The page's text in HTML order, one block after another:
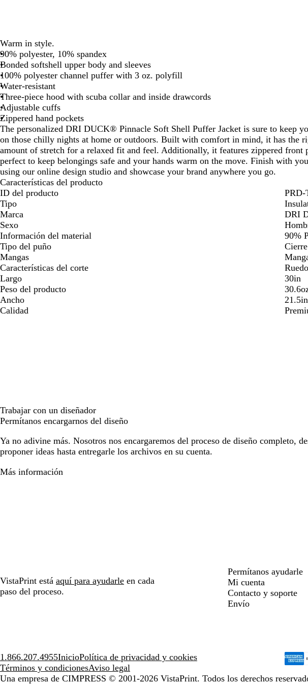
flechas
para
arrastrar
arrastrar
Warm in style.
90% polyester, 10% spandex
Bonded softshell upper body and sleeves
100% polyester channel puffer with 3 oz. polyfill
Water-resistant
Three-piece hood with scuba collar and inside drawcords
Adjustable cuffs
Zippered hand pockets
The personalized DRI DUCK® Pinnacle Soft Shell Puffer Jacket is sure to keep
on those chilly nights at home or outdoors. Built with comfort in mind, it has the
amount of stretch for a relaxed fit and feel. Additionally, it features zippered front
perfect to keep belongings safe and your hands warm on the move. Finish with
using our online design studio and showcase your brand anywhere you go.
Características del producto
ID del producto
PRD-
Tipo
Marca
DRI
Sexo
Información del material
90%
Tipo del puño
Mangas
Características del corte
Largo
30in
Peso del producto
Ancho
21.5in
Calidad
Trabajar con un diseñador
Permítanos encargarnos del diseño
Ya no adivine más. Nosotros nos encargaremos del proceso de diseño completo,
proponer ideas hasta entregarle los archivos en su cuenta.
Más información
VistaPrint está aquí para ayudarle en cada
paso del proceso.
Permítanos ayudarle
Mi cuenta
Contacto y soporte
Envío
1.866.207.4955InicioPolítica de privacidad y cookies
Términos y condicionesAviso legal
Una empresa de CIMPRESS © 2001-2026 VistaPrint. Todos los derechos